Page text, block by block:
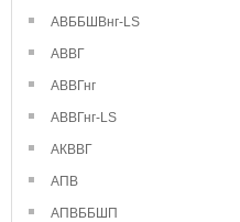
АВББШВнг-LS
АВВГ
АВВГнг
АВВГнг-LS
АКВВГ
АПВ
АПВББШП